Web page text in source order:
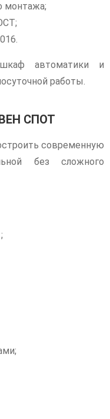
монтажа;
автоматики и
работы.
СПОТ
современную
без сложного